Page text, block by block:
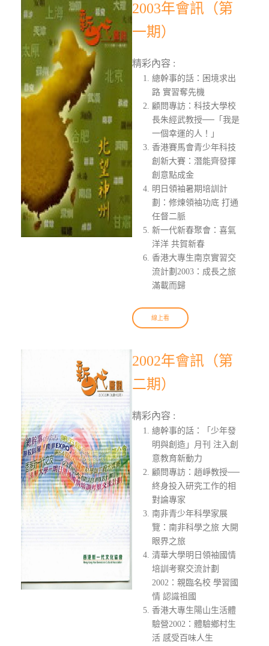
2003年會訊（第
一期）
精彩內容 :
總幹事的話：困境求出
路 實習奪先機
顧問專訪：科技大學校
長朱經武教授──「我是
一個幸運的人！」
香港賽馬會青少年科技
創新大賽：潛能齊發揮
創意點成金
明日領袖暑期培訓計
劃：修煉領袖功底 打通
任督二脈
新一代新春聚會：喜氣
洋洋 共賀新春
香港大專生南京實習交
流計劃2003：成長之旅
滿載而歸
線上看
2002年會訊（第
二期）
精彩內容 :
總幹事的話：「少年發
明與創造」月刊 注入創
意教育新動力
顧問專訪：趙崢教授──
終身投入研究工作的相
對論專家
南非青少年科學家展
覽：南非科學之旅 大開
眼界之旅
清華大學明日領袖國情
培訓考察交流計劃
2002：親臨名校 學習國
情 認識祖國
香港大專生陽山生活體
驗營2002：體驗鄉村生
活 感受百味人生